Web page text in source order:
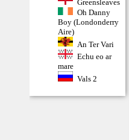
Greensleaves
Oh Danny
Boy (Londonderry
Aire)
An Ter Vari
Echu eo ar
mare
Vals 2